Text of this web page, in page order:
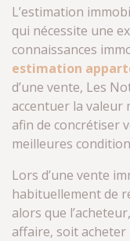
L’estimation
qui nécessite une
connaissances
estimation
d’une vente, Les
accentuer la valeur
afin de concrétiser
meilleures
Lors d’une vente
habituellement de
alors que
affaire, soit